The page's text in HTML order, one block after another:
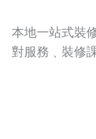
本地一站式裝
對服務﹑裝修